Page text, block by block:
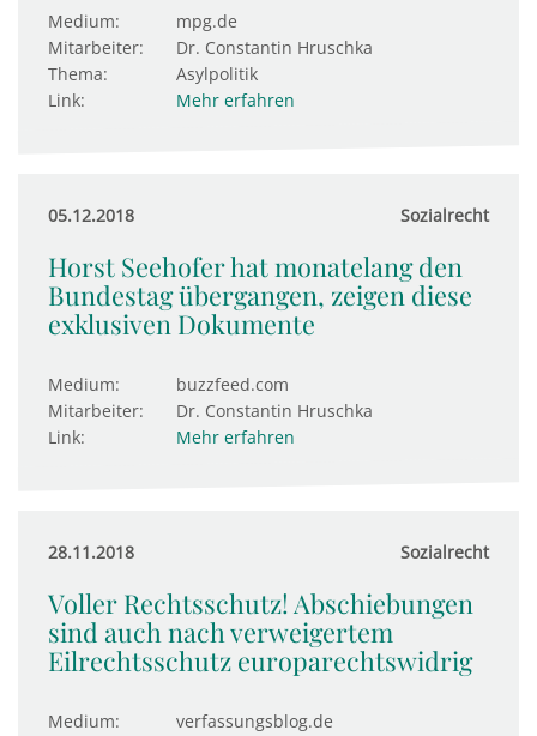
Medium:
mpg.de
Mitarbeiter:
Dr. Constantin Hruschka
Thema:
Asylpolitik
Link:
Mehr erfahren
05.12.2018 Sozialrecht
Horst Seehofer hat monatelang den
Bundestag übergangen, zeigen diese
exklusiven Dokumente
Medium:
buzzfeed.com
Mitarbeiter:
Dr. Constantin Hruschka
Link:
Mehr erfahren
28.11.2018 Sozialrecht
Voller Rechtsschutz! Abschiebungen
sind auch nach verweigertem
Eilrechtsschutz europarechtswidrig
Medium: verfassungsblog.de